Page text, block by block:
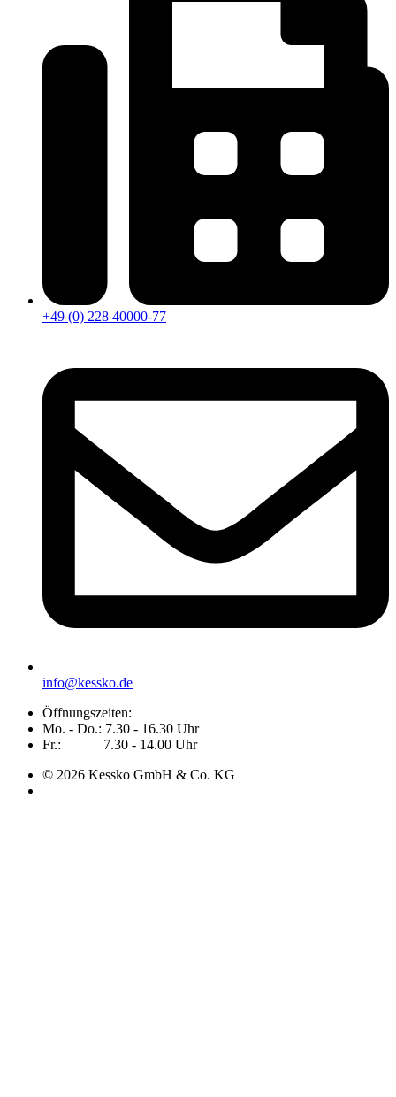
+49 (0) 228 40000-77
info@kessko.de
Öffnungszeiten:
Mo. - Do.: 7.30 - 16.30 Uhr
Fr.: 7.30 - 14.00 Uhr
© 2026 Kessko GmbH & Co. KG​